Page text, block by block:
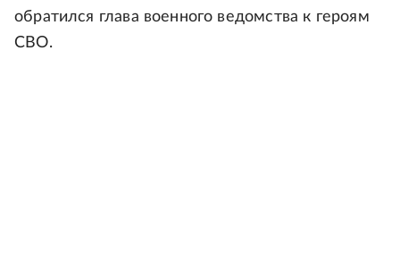
обратился глава военного ведомства к героям
СВО.